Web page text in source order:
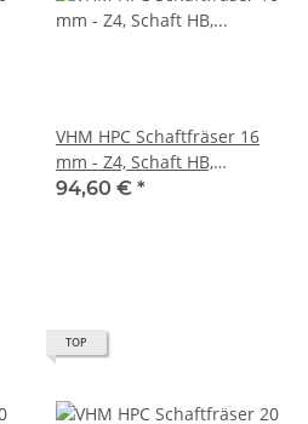
VHM HPC Schaftfräser 16
mm - Z4, Schaft HB,
Drallwinkel 35/38° Eckfase
94,60 € *
TOP